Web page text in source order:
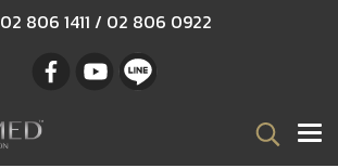
02 806 1411 / 02 806 0922